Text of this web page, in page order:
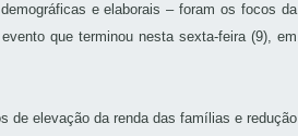
e elaborais – foram os focos da
que terminou nesta sexta-feira (9), em
de elevação da renda das famílias e redução